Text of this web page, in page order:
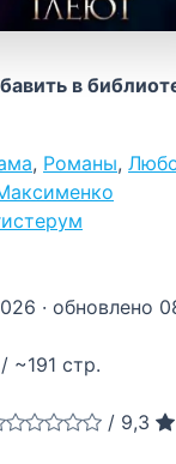
в
, Романы,
· обновлено
~191 стр.
/ 9,3